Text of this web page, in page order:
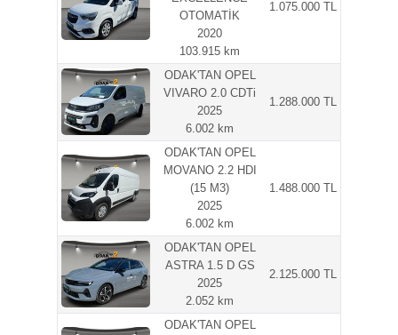
OTOMATİK
2020
103.915 km
1.075.000 TL
ODAK'TAN OPEL
VIVARO 2.0 CDTi
2025
6.002 km
1.288.000 TL
ODAK'TAN OPEL
MOVANO 2.2 HDI
(15 M3)
2025
6.002 km
1.488.000 TL
ODAK'TAN OPEL
ASTRA 1.5 D GS
2025
2.052 km
2.125.000 TL
ODAK'TAN OPEL